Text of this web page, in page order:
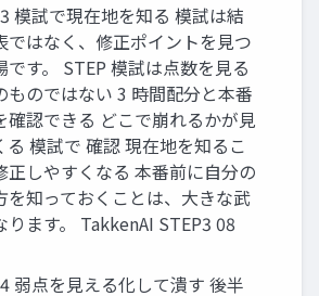
模試で現在地を知る 模試は結
ではなく、修正ポイントを見つ
です。 STEP 模試は点数を見る
ものではない 3 時間配分と本番
確認できる どこで崩れるかが見
る 模試で 確認 現在地を知るこ
正しやすくなる 本番前に自分の
を知っておくことは、大きな武
ります。 TakkenAI STEP3 08
弱点を見える化して潰す 後半